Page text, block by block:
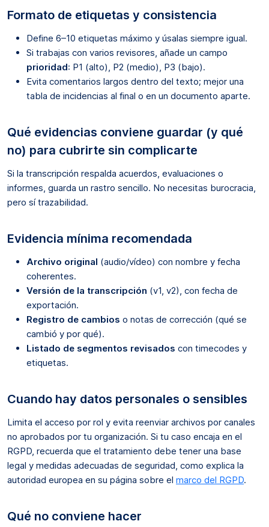
Formato de etiquetas y consistencia
Define 6–10 etiquetas máximo y úsalas siempre igual.
Si trabajas con varios revisores, añade un campo
prioridad: P1 (alto), P2 (medio), P3 (bajo).
Evita comentarios largos dentro del texto; mejor una
tabla de incidencias al final o en un documento aparte.
Qué evidencias conviene guardar (y qué
no) para cubrirte sin complicarte
Si la transcripción respalda acuerdos, evaluaciones o
informes, guarda un rastro sencillo. No necesitas burocracia,
pero sí trazabilidad.
Evidencia mínima recomendada
Archivo original (audio/vídeo) con nombre y fecha
coherentes.
Versión de la transcripción (v1, v2), con fecha de
exportación.
Registro de cambios o notas de corrección (qué se
cambió y por qué).
Listado de segmentos revisados con timecodes y
etiquetas.
Cuando hay datos personales o sensibles
Limita el acceso por rol y evita reenviar archivos por canales
no aprobados por tu organización. Si tu caso encaja en el
RGPD, recuerda que el tratamiento debe tener una base
legal y medidas adecuadas de seguridad, como explica la
autoridad europea en su página sobre el marco del RGPD.
Qué no conviene hacer